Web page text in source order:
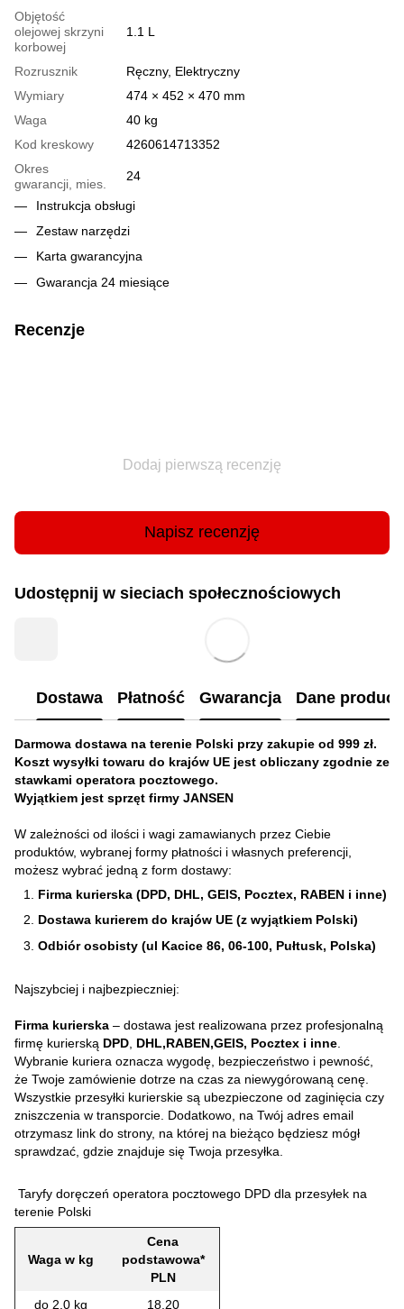
Objętość
olejowej skrzyni
korbowej
1.1 L
Rozrusznik
Ręczny, Elektryczny
Wymiary
474 × 452 × 470 mm
Waga
40 kg
Kod kreskowy
4260614713352
Okres
gwarancji, mies.
24
Instrukcja obsługi
Zestaw narzędzi
Karta gwarancyjna
Gwarancja 24 miesiące
Recenzje
Dodaj pierwszą recenzję
Napisz recenzję
Udostępnij w sieciach społecznościowych
Dostawa Płatność Gwarancja Dane
Darmowa dostawa na terenie Polski przy zakupie od 999 zł.
Koszt wysyłki towaru do krajów UE jest obliczany zgodnie ze
stawkami operatora pocztowego.
Wyjątkiem jest sprzęt firmy JANSEN
W zależności od ilości i wagi zamawianych przez Ciebie
produktów, wybranej formy płatności i własnych preferencji,
możesz wybrać jedną z form dostawy:
Firma kurierska (DPD, DHL, GEIS, Pocztex, RABEN i inne)
Dostawa kurierem do krajów UE (z wyjątkiem Polski)
Odbiór osobisty (ul Kacice 86, 06-100, Pułtusk, Polska)
Najszybciej i najbezpieczniej:
Firma kurierska – dostawa jest realizowana przez profesjonalną
firmę kurierską DPD DHL,RABEN,GEIS, Pocztex i inne
Wybranie kuriera oznacza wygodę, bezpieczeństwo i pewność,
że Twoje zamówienie dotrze na czas za niewygórowaną cenę.
Wszystkie przesyłki kurierskie są ubezpieczone od zaginięcia czy
zniszczenia w transporcie. Dodatkowo, na Twój adres email
otrzymasz link do strony, na której na bieżąco będziesz mógł
sprawdzać, gdzie znajduje się Twoja przesyłka.
Taryfy doręczeń operatora pocztowego DPD dla przesyłek na
terenie Polski
Waga w kg
Cena
podstawowa*
PLN
do 2,0 kg
18,20